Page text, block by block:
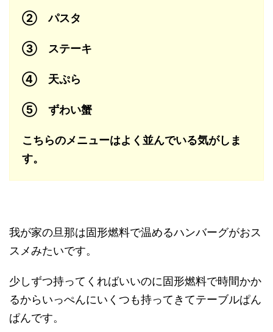
② パスタ
③ ステーキ
④ 天ぷら
⑤ ずわい蟹
こちらのメニューはよく並んでいる気がしま
す。
我が家の旦那は固形燃料で温めるハンバーグがおス
スメみたいです。
少しずつ持ってくればいいのに固形燃料で時間かか
るからいっぺんにいくつも持ってきてテーブルぱん
ぱんです。